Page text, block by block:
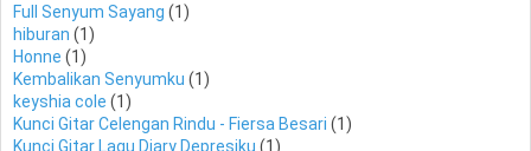
Full Senyum Sayang (1)
hiburan (1)
Honne (1)
Kembalikan Senyumku (1)
keyshia cole (1)
Kunci Gitar Celengan Rindu - Fiersa Besari (1)
Kunci Gitar Lagu Diary Depresiku (1)